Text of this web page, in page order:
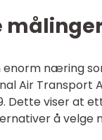
næring
Air Transport
Dette viser at
å velge